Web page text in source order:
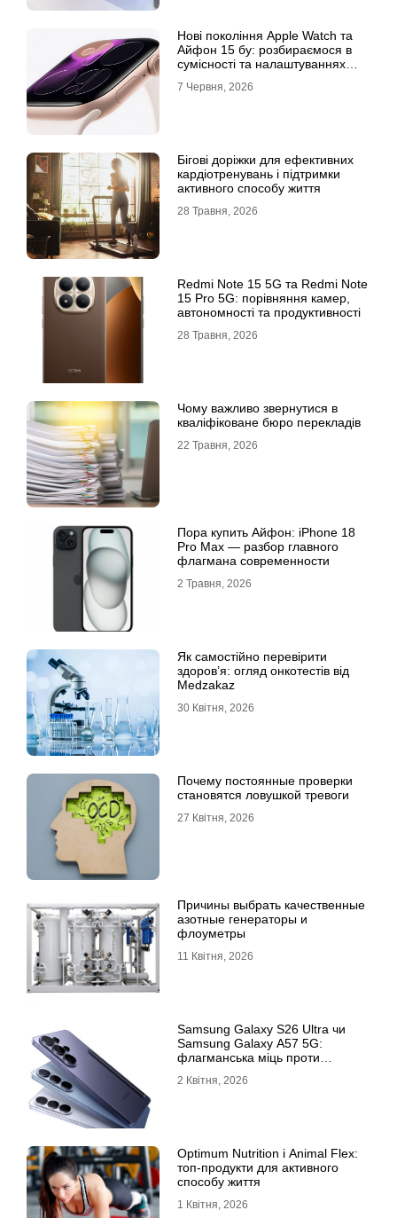
Нові покоління Apple Watch та
Айфон 15 бу: розбираємося в
сумісності та налаштуваннях
7 Червня, 2026
Бігові доріжки для ефективних
кардіотренувань і підтримки
активного способу життя
28 Травня, 2026
Redmi Note 15 5G та Redmi Note
15 Pro 5G: порівняння камер,
автономності та продуктивності
28 Травня, 2026
Чому важливо звернутися в
кваліфіковане бюро перекладів
22 Травня, 2026
Пора купить Айфон: iPhone 18
Pro Max — разбор главного
флагмана современности
2 Травня, 2026
Як самостійно перевірити
здоров’я: огляд онкотестів від
Medzakaz
30 Квітня, 2026
Почему постоянные проверки
становятся ловушкой тревоги
27 Квітня, 2026
Причины выбрать качественные
азотные генераторы и
флоуметры
11 Квітня, 2026
Samsung Galaxy S26 Ultra чи
Samsung Galaxy A57 5G:
флагманська міць проти
2 Квітня, 2026
Optimum Nutrition і Animal Flex:
топ-продукти для активного
способу життя
1 Квітня, 2026